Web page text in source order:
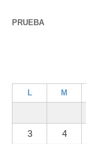
PRUEBA
L M
3 4